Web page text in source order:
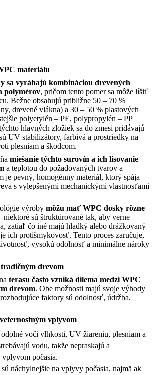
materiálu
sa vyrábajú kombináciou drevených
polymérov, pričom tento pomer sa môže líšiť
Bežne obsahujú približne 50 – 70 %
drevené vlákna) a 30 – 50 % plastových
polyetylén – PE, polypropylén – PP
hlavných zložiek sa do zmesi pridávajú
UV stabilizátory, farbivá a prostriedky na
plesniam a škodcom.
miešanie týchto surovín a ich lisovanie
a teplotou do požadovaných tvarov a
je pevný, homogénny materiál, ktorý spája
s vylepšenými mechanickými vlastnosťami
výroby môžu mať WPC dosky rôzne
niektoré sú štruktúrované tak, aby verne
zatiaľ čo iné majú hladký alebo drážkovaný
ich protišmykovosť. Tento proces zaručuje,
vysokú odolnosť a minimálne nároky
drevom
terasu často vzniká dilema medzi WPC
drevom. Obe možnosti majú svoje výhody
faktory sú odolnosť, údržba,
vplyvom
voči vlhkosti, UV žiareniu, plesniam a
vodu, takže nepraskajú a
vplyvom počasia.
náchylnejšie na vplyvy počasia, najmä ak